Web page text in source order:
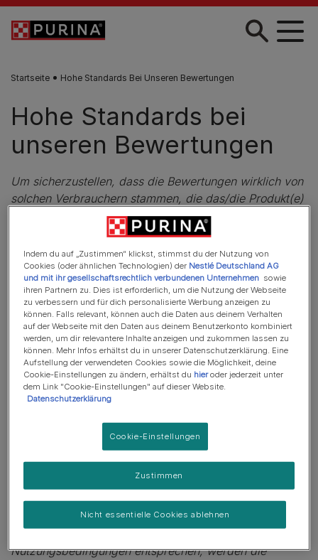
Zum Hauptinhalt springen
Startseite Hohe Standards Bei Unseren Bewertungen
Hohe Standards bei
unseren Bewertungen
Um sicherzustellen, dass die Bewertungen wirklich von
solchen Verbrauchern stammen, die das/die Produkt(e)
tatsächlich verwendet oder erworben haben, findet
eine Glaubwürdigkeitsprüfung mittels verschiedener
(technischer) Maßnahmen statt.
Jeder, der eine Bewertung abgeben möchte, muss sich
zuvor mit einer gültigen E-Mail-Adresse registrieren.
Die Registrierung ist erst dann vollständig
abgeschlossen, wenn die E-Mail-Adresse über einen an
die zuvor angegebene E-Mail-Adresse versendeten
Aktivierungslink bestätigt wird.
Die abgegebene Bewertung wird zunächst an ein
weitergeleitet und dort anhand eines automatischen
Prüfalgorithmus geprüft, um Beleidigungen und
Manipulationsversuche, darunter fallen insbesondere
Agentur- oder Mehrfachbewertungen sowie
offensichtliche Beleidigungen und Verstöße gegen
unsere Nutzungsbedingungen zu verhindern.
Nutzungsbedingungen entsprechen, werden die
Indem du auf „Zustimmen“ klickst, stimmst du der Nutzung von
Cookies (oder ähnlichen Technologien) der Nestlé Deutschland AG
und mit ihr gesellschaftsrechtlich verbundenen Unternehmen sowie
ihren Partnern zu. Dies ist erforderlich, um die Nutzung der Webseite
zu verbessern und für dich personalisierte Werbung anzeigen zu
können. Falls relevant, können auch die Daten aus deinem Verhalten
auf der Webseite mit den Daten aus deinem Benutzerkonto kombiniert
werden, um dir relevantere Inhalte anzeigen und zukommen lassen zu
können. Mehr Infos erhältst du in unserer Datenschutzerklärung. Eine
Aufstellung der verwendeten Cookies sowie die Möglichkeit, deine
Cookie-Einstellungen zu ändern, erhältst du hieroder jederzeit unter
dem Link "Cookie-Einstellungen" auf dieser Website.
Datenschutzerklärung
Cookie-Einstellungen
Nicht essentielle Cookies ablehnen
Zustimmen